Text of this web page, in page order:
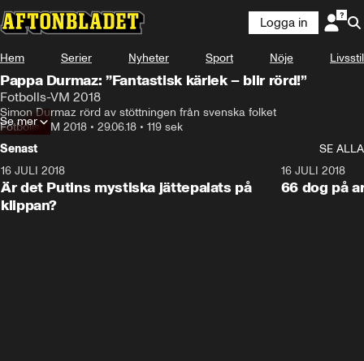
Logga in
Hem Serier Nyheter Sport Nöje Livsstil
Pappa Durmaz: ”Fantastisk kärlek – blir rörd!”
Fotbolls-VM 2018
Simon Durmaz rörd av stöttningen från svenska folket
Fotbolls-VM 2018 • 29.06.18 • 119 sek
Se mer
Senast
SE ALLA
16 JULI 2018
Är det Putins mystiska jättepalats på
klippan?
16 JULI 2018
66 dog på